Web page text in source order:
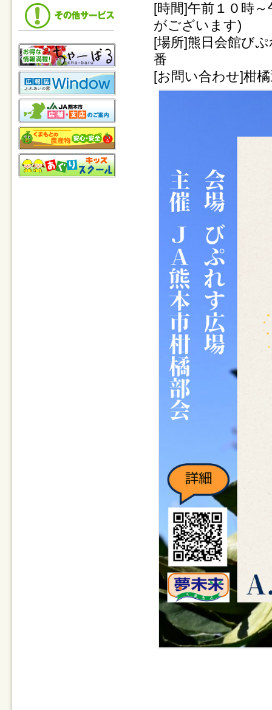
[時間]午前１０時
がございます)
[場所]熊日会館び
番
[お問い合わせ]柑